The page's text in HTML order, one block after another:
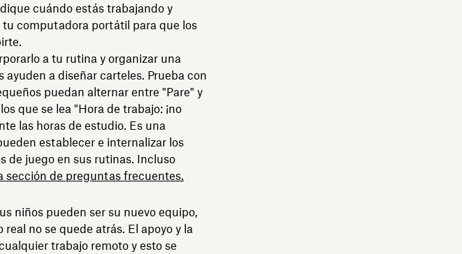
cuándo estás trabajando y
computadora portátil para que los
a tu rutina y organizar una
a diseñar carteles. Prueba con
puedan alternar entre "Pare" y
que se lea "Hora de trabajo: ¡no
las horas de estudio. Es una
establecer e internalizar los
de juego en sus rutinas. Incluso
sección de preguntas frecuentes.
niños pueden ser su nuevo equipo,
no se quede atrás. El apoyo y la
trabajo remoto y esto se